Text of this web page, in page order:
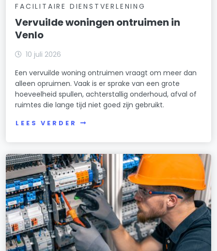
FACILITAIRE DIENSTVERLENING
Vervuilde woningen ontruimen in
Venlo
10 juli 2026
Een vervuilde woning ontruimen vraagt om meer dan
alleen opruimen. Vaak is er sprake van een grote
hoeveelheid spullen, achterstallig onderhoud, afval of
ruimtes die lange tijd niet goed zijn gebruikt.
LEES VERDER